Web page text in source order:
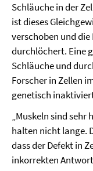
Schläuche in der
ist dieses
verschoben und
durchlöchert. Eine
Schläuche und
Forscher in Zellen
genetisch
„Muskeln sind sehr
halten nicht lange.
dass der Defekt in
inkorrekten